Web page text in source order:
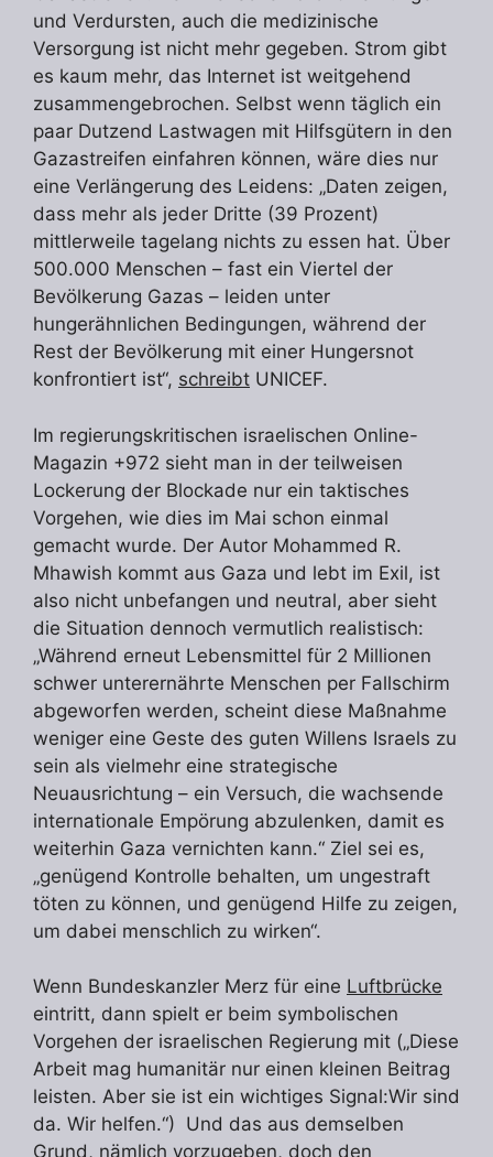
und Verdursten, auch die medizinische
Versorgung ist nicht mehr gegeben. Strom gibt
es kaum mehr, das Internet ist weitgehend
zusammengebrochen. Selbst wenn täglich ein
paar Dutzend Lastwagen mit Hilfsgütern in den
Gazastreifen einfahren können, wäre dies nur
eine Verlängerung des Leidens: „Daten zeigen,
dass mehr als jeder Dritte (39 Prozent)
mittlerweile tagelang nichts zu essen hat. Über
500.000 Menschen – fast ein Viertel der
Bevölkerung Gazas – leiden unter
hungerähnlichen Bedingungen, während der
Rest der Bevölkerung mit einer Hungersnot
konfrontiert ist“, schreibt UNICEF.
Im regierungskritischen israelischen Online-
Magazin +972 sieht man in der teilweisen
Lockerung der Blockade nur ein taktisches
Vorgehen, wie dies im Mai schon einmal
gemacht wurde. Der Autor Mohammed R.
Mhawish kommt aus Gaza und lebt im Exil, ist
also nicht unbefangen und neutral, aber sieht
die Situation dennoch vermutlich realistisch:
„Während erneut Lebensmittel für 2 Millionen
schwer unterernährte Menschen per Fallschirm
abgeworfen werden, scheint diese Maßnahme
weniger eine Geste des guten Willens Israels zu
sein als vielmehr eine strategische
Neuausrichtung – ein Versuch, die wachsende
internationale Empörung abzulenken, damit es
weiterhin Gaza vernichten kann.“ Ziel sei es,
„genügend Kontrolle behalten, um ungestraft
töten zu können, und genügend Hilfe zu zeigen,
um dabei menschlich zu wirken“.
Wenn Bundeskanzler Merz für eine Luftbrücke
eintritt, dann spielt er beim symbolischen
Vorgehen der israelischen Regierung mit („Diese
Arbeit mag humanitär nur einen kleinen Beitrag
leisten. Aber sie ist ein wichtiges Signal:Wir sind
da. Wir helfen.“) Und das aus demselben
Grund, nämlich vorzugeben, doch den